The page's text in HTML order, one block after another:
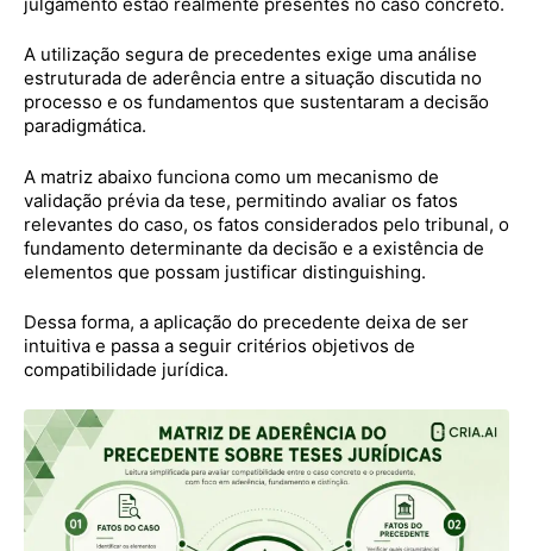
A utilização segura de precedentes exige uma análise
estruturada de aderência entre a situação discutida no
processo e os fundamentos que sustentaram a decisão
paradigmática.
A matriz abaixo funciona como um mecanismo de
validação prévia da tese, permitindo avaliar os fatos
relevantes do caso, os fatos considerados pelo tribunal, o
fundamento determinante da decisão e a existência de
elementos que possam justificar distinguishing.
Dessa forma, a aplicação do precedente deixa de ser
intuitiva e passa a seguir critérios objetivos de
compatibilidade jurídica.